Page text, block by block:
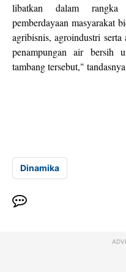
libatkan dalam rangka
pemberdayaan masyarakat
agribisnis, agroindustri serta
penampungan air bersih
tambang tersebut,"
Dinamika